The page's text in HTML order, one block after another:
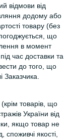
відмови від
додому або
товару (без
що
в момент
час доставки та
до того, що
товарів, що
України від
якщо товар не
споживчі якості,